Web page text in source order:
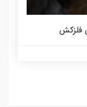
فلزکش